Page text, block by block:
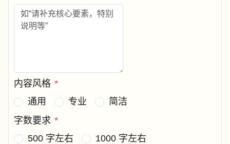
内容风格 *
通用
专业
简洁
字数要求 *
500 字左右
1000 字左右